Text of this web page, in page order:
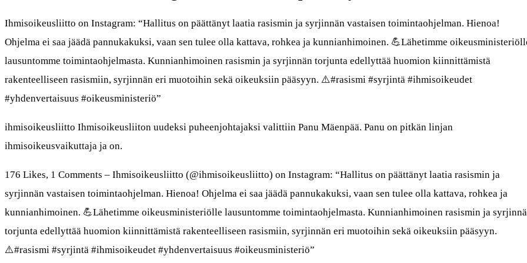
Ihmisoikeusliitto on Instagram: “Hallitus on päättänyt laatia rasismin ja syrjinnän vastaisen toimintaohjelman. Hienoa!
Ohjelma ei saa jäädä pannukakuksi, vaan sen tulee olla kattava, rohkea ja kunnianhimoinen. 💪Lähetimme
lausuntomme toimintaohjelmasta. Kunnianhimoinen rasismin ja syrjinnän torjunta edellyttää huomion kiinnittämistä
rakenteelliseen rasismiin, syrjinnän eri muotoihin sekä oikeuksiin pääsyyn. ⚠️#rasismi #syrjintä #ihmisoikeudet
#yhdenvertaisuus #oikeusministeriö”
ihmisoikeusliitto Ihmisoikeusliiton uudeksi puheenjohtajaksi valittiin Panu Mäenpää. Panu on pitkän linjan
ihmisoikeusvaikuttaja ja on.
176 Likes, 1 Comments – Ihmisoikeusliitto (@ihmisoikeusliitto) on Instagram: “Hallitus on päättänyt laatia rasismin ja
syrjinnän vastaisen toimintaohjelman. Hienoa! Ohjelma ei saa jäädä pannukakuksi, vaan sen tulee olla kattava, rohkea ja
kunnianhimoinen. 💪Lähetimme oikeusministeriölle lausuntomme toimintaohjelmasta. Kunnianhimoinen rasismin ja
torjunta edellyttää huomion kiinnittämistä rakenteelliseen rasismiin, syrjinnän eri muotoihin sekä oikeuksiin pääsyyn.
⚠️#rasismi #syrjintä #ihmisoikeudet #yhdenvertaisuus #oikeusministeriö”